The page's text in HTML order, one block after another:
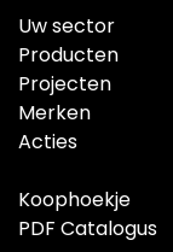
Uw sector
Producten
Projecten
Merken
Acties
Koophoekje
PDF Catalogus